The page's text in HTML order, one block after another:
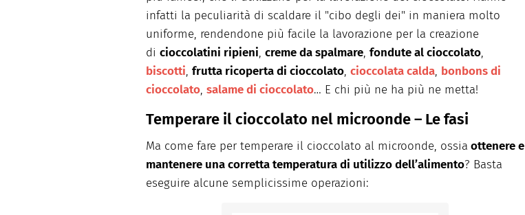
infatti la peculiarità di scaldare il "cibo degli dei" in maniera molto
uniforme, rendendone più facile la lavorazione per la creazione
di cioccolatini ripieni, creme da spalmare, fondute al cioccolato,
biscotti, frutta ricoperta di cioccolato, cioccolata calda, bonbons di
cioccolato, salame di cioccolato… E chi più ne ha più ne metta!
Temperare il cioccolato nel microonde – Le fasi
Ma come fare per temperare il cioccolato al microonde, ossia ottenere e
mantenere una corretta temperatura di utilizzo dell’alimento? Basta
eseguire alcune semplicissime operazioni: